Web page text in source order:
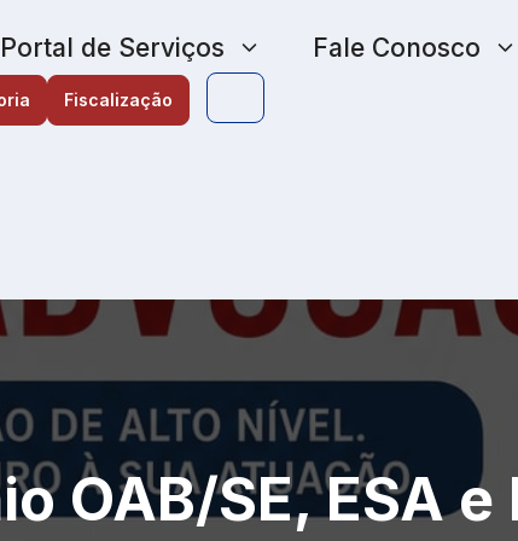
Portal de Serviços Fale Conosco
Fiscalização
OAB/SE, ESA e